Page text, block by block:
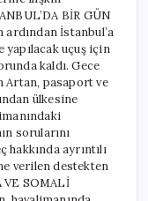
BİR GÜN
İstanbul’a
yapılacak uçuş için
kaldı. Gece
Artan, pasaport ve
ülkesine
sorularını
ayrıntılı
verilen destekten
SOMALİ